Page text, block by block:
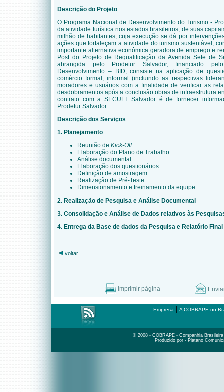
Descrição do Projeto
O Programa Nacional de Desenvolvimento do Turismo -
da atividade turística nos estados brasileiros, de suas
milhão de habitantes, cuja execução se dá por
ações que fortaleçam a atividade do turismo sustentável,
importante alternativa econômica geradora de emprego e
Post do Projeto de Requalificação da Avenida Sete de
abrangida pelo Prodetur Salvador, financiado
Desenvolvimento – BID, consiste na aplicação de
comércio formal, informal (incluindo as respectivas
moradores e usuários com a finalidade de verificar as
desdobramentos após a conclusão obras de infraestrutura
contrato com a SECULT Salvador é de fornecer
Prodetur Salvador.
Descrição dos Serviços
1. Planejamento
Reunião de Kick-Off
Elaboração do Plano de Trabalho
Análise documental
Elaboração dos questionários
Definição de amostragem
Realização de Pré-Teste
Dimensionamento e treinamento da equipe
2. Realização de Pesquisa e Análise Documental
3. Consolidação e Análise de Dados relativos às
4. Entrega da Base de dados da Pesquisa e Relatório
voltar
Imprimir página
Empresa | A COBRAPE no
© 2008 - COBRAPE - Companhia
Produzido por - Plátano